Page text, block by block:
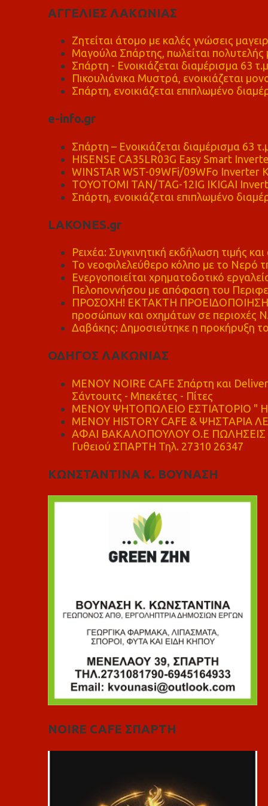
ΑΓΓΕΛΙΕΣ ΛΑΚΩΝΙΑΣ
Ζητείται άτομο με καλές γνώσεις
Μαγούλα Σπάρτης, πωλείται πολυτελής
Σπάρτη - Ενοικιάζεται διαμέρισμα 63 τ.μ
Πικουλιάνικα Μυστρά, ενοικιάζεται
Σπάρτη, ενοικιάζεται επιπλωμένο
e-info.gr
Σπάρτη – Ενοικιάζεται διαμέρισμα 63
HISENSE CA35LR03G Easy Smart
WINSTAR WST-09WFi/09WFo Inverter
TOYOTOMI TAN/TAG-12IG IKIGAI
Σπάρτη, ενοικιάζεται επιπλωμένο
LAKONES.gr
Ρειχέα: Συγκινητική εκδήλωση τιμής
Το νεοφιλελεύθερο κόλπο με το Νερό
Ενεργοποιείται χρηματοδοτικό
Πελοποννήσου με απόφαση του
ΠΡΟΣΟΧΗ! ΕΚΤΑΚΤΗ ΠΡΟΕΙΔΟΠΟΙΗΣΗ -
προσώπων και οχημάτων σε περιοχές
Δαβάκης: Δημοσιεύτηκε η προκήρυξη
ΟΔΗΓΟΣ ΛΑΚΩΝΙΑΣ
MENOY NOIRE CAFE Σπάρτη και
Σάντουιτς - Μπεκέτες - Πίτες
ΜΕΝΟΥ ΨΗΤΟΠΩΛΕΙΟ ΕΣΤΙΑΤΟΡΙΟ "
ΜΕΝΟΥ HISTORY CAFE & ΨΗΣΤΑΡΙΑ
ΑΦΑΙ ΒΑΚΑΛΟΠΟΥΛΟΥ Ο.Ε ΠΩΛΗΣΕΙΣ
Γυθειού ΣΠΑΡΤΗ Τηλ. 27310 26347
ΚΩΝΣΤΑΝΤΙΝΑ Κ. ΒΟΥΝΑΣΗ
NOIRE CAFE ΣΠΑΡΤΗ